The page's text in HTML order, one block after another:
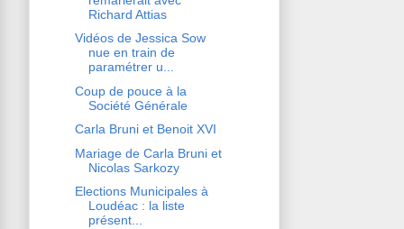
Richard Attias
Vidéos de Jessica Sow
nue en train de
paramétrer u...
Coup de pouce à la
Société Générale
Carla Bruni et Benoit XVI
Mariage de Carla Bruni et
Nicolas Sarkozy
Elections Municipales à
Loudéac : la liste
présent...